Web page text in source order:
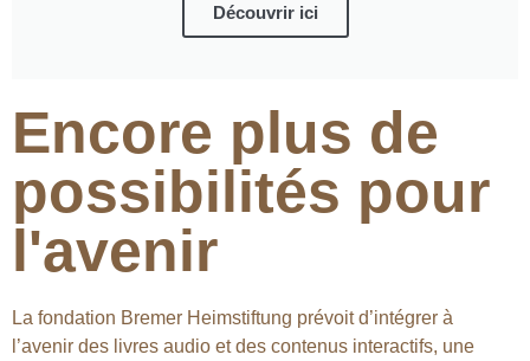
Découvrir ici
Encore plus de
possibilités pour
l'avenir
La fondation Bremer Heimstiftung prévoit d’intégrer à
l’avenir des livres audio et des contenus interactifs, une